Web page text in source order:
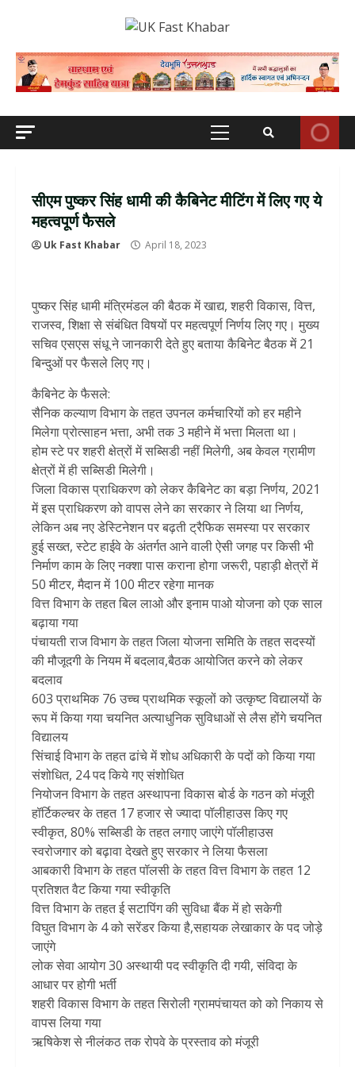
Primary
सीएम पुष्कर सिंह धामी की कैबिनेट मीटिंग में लिए गए ये
महत्वपूर्ण फैसले
Uk Fast Khabar April 18, 2023
पुष्कर सिंह धामी मंत्रिमंडल की बैठक में खाद्य, शहरी विकास, वित्त,
राजस्व, शिक्षा से संबंधित विषयों पर महत्वपूर्ण निर्णय लिए गए। मुख्य
सचिव एसएस संधू ने जानकारी देते हुए बताया कैबिनेट बैठक में 21
बिन्दुओं पर फैसले लिए गए।
कैबिनेट के फैसले:
सैनिक कल्याण विभाग के तहत उपनल कर्मचारियों को हर महीने
मिलेगा प्रोत्साहन भत्ता, अभी तक 3 महीने में भत्ता मिलता था।
होम स्टे पर शहरी क्षेत्रों में सब्सिडी नहीं मिलेगी, अब केवल ग्रामीण
क्षेत्रों में ही सब्सिडी मिलेगी।
जिला विकास प्राधिकरण को लेकर कैबिनेट का बड़ा निर्णय, 2021
में इस प्राधिकरण को वापस लेने का सरकार ने लिया था निर्णय,
लेकिन अब नए डेस्टिनेशन पर बढ़ती ट्रैफिक समस्या पर सरकार
हुई सख्त, स्टेट हाईवे के अंतर्गत आने वाली ऐसी जगह पर किसी भी
निर्माण काम के लिए नक्शा पास कराना होगा जरूरी, पहाड़ी क्षेत्रों में
50 मीटर, मैदान में 100 मीटर रहेगा मानक
वित्त विभाग के तहत बिल लाओ और इनाम पाओ योजना को एक साल
बढ़ाया गया
पंचायती राज विभाग के तहत जिला योजना समिति के तहत सदस्यों
की मौजूदगी के नियम में बदलाव,बैठक आयोजित करने को लेकर
बदलाव
603 प्राथमिक 76 उच्च प्राथमिक स्कूलों को उत्कृष्ट विद्यालयों के
रूप में किया गया चयनित अत्याधुनिक सुविधाओं से लैस होंगे चयनित
विद्यालय
सिंचाई विभाग के तहत ढांचे में शोध अधिकारी के पदों को किया गया
संशोधित, 24 पद किये गए संशोधित
नियोजन विभाग के तहत अस्थापना विकास बोर्ड के गठन को मंजूरी
हॉर्टिकल्चर के तहत 17 हजार से ज्यादा पॉलीहाउस किए गए
स्वीकृत, 80% सब्सिडी के तहत लगाए जाएंगे पॉलीहाउस
स्वरोजगार को बढ़ावा देखते हुए सरकार ने लिया फैसला
आबकारी विभाग के तहत पॉलसी के तहत वित्त विभाग के तहत 12
प्रतिशत वैट किया गया स्वीकृति
वित्त विभाग के तहत ई सटापिंग की सुविधा बैंक में हो सकेगी
विघुत विभाग के 4 को सरेंडर किया है,सहायक लेखाकार के पद जोड़े
जाएंगे
लोक सेवा आयोग 30 अस्थायी पद स्वीकृति दी गयी, संविदा के
आधार पर होगी भर्ती
शहरी विकास विभाग के तहत सिरोली ग्रामपंचायत को को निकाय से
वापस लिया गया
ऋषिकेश से नीलंकठ तक रोपवे के प्रस्ताव को मंजूरी